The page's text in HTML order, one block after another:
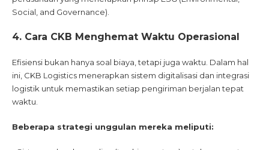
Social, and Governance).
4. Cara CKB Menghemat Waktu Operasional
Efisiensi bukan hanya soal biaya, tetapi juga waktu. Dalam hal
ini, CKB Logistics menerapkan sistem digitalisasi dan integrasi
logistik untuk memastikan setiap pengiriman berjalan tepat
waktu.
Beberapa strategi unggulan mereka meliputi: